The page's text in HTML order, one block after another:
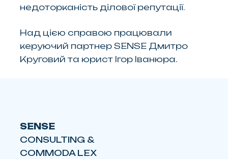
недоторканість ділової репутації.
Над цією справою працювали
керуючий партнер SENSE Дмитро
Круговий та юрист Ігор Іванюра.
SENSE
CONSULTING &
COMMODA LEX